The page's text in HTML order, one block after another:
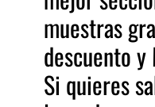
muestras
descuento
Si quieres